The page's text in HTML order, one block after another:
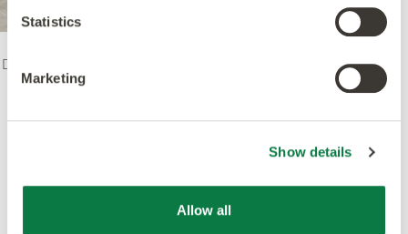
Statistics
Marketing
Show details
Allow all
Die untere Etage des Geschäfts empfängt die Kunden
mitPlaza Concrete
verlegt in
Grautöne einen hellen, offenen Raum schaffen.